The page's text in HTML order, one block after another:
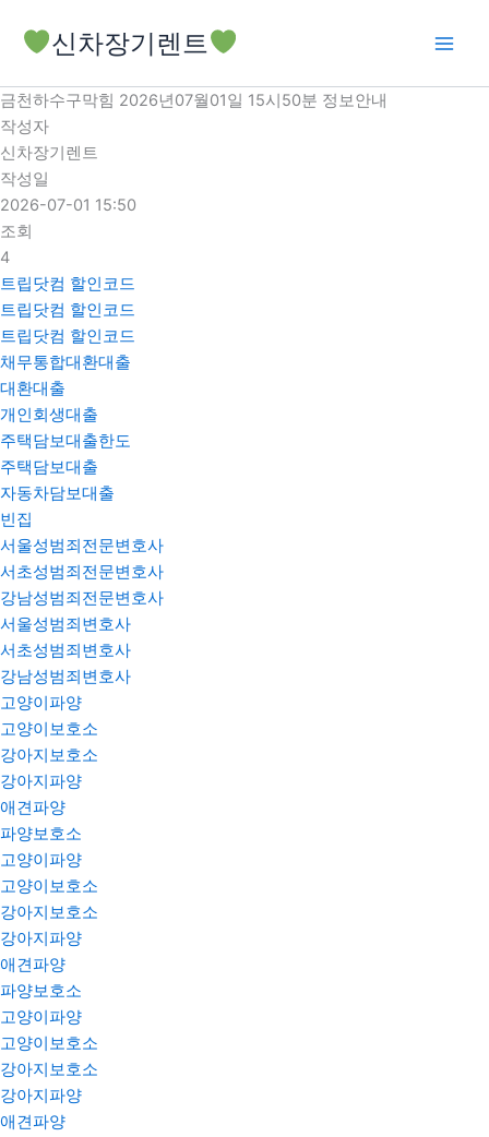
로
건
너
뛰
기
신차장기렌트
금천하수구막힘 2026년07월01일 15시50분 정보안내
작성자
신차장기렌트
작성일
2026-07-01 15:50
조회
4
트립닷컴 할인코드
트립닷컴 할인코드
트립닷컴 할인코드
채무통합대환대출
대환대출
개인회생대출
주택담보대출한도
주택담보대출
자동차담보대출
빈집
서울성범죄전문변호사
서초성범죄전문변호사
강남성범죄전문변호사
서울성범죄변호사
서초성범죄변호사
강남성범죄변호사
고양이파양
고양이보호소
강아지보호소
강아지파양
애견파양
파양보호소
고양이파양
고양이보호소
강아지보호소
강아지파양
애견파양
파양보호소
고양이파양
고양이보호소
강아지보호소
강아지파양
애견파양